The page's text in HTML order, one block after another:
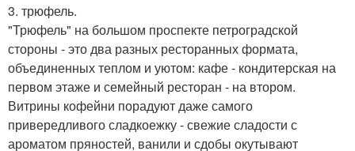
3. трюфель.
"Трюфель" на большом проспекте петроградской
стороны - это два разных ресторанных формата,
объединенных теплом и уютом: кафе - кондитерская на
первом этаже и семейный ресторан - на втором.
Витрины кофейни порадуют даже самого
привередливого сладкоежку - свежие сладости с
ароматом пряностей, ванили и сдобы окутывают